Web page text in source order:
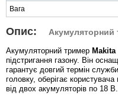
Вага
Опис: Акумуляторний
Акумуляторний тример Makita
підстригання газону. Він
гарантує довгий термін
головку, оберігає
від двох акумуляторів по 18 В.